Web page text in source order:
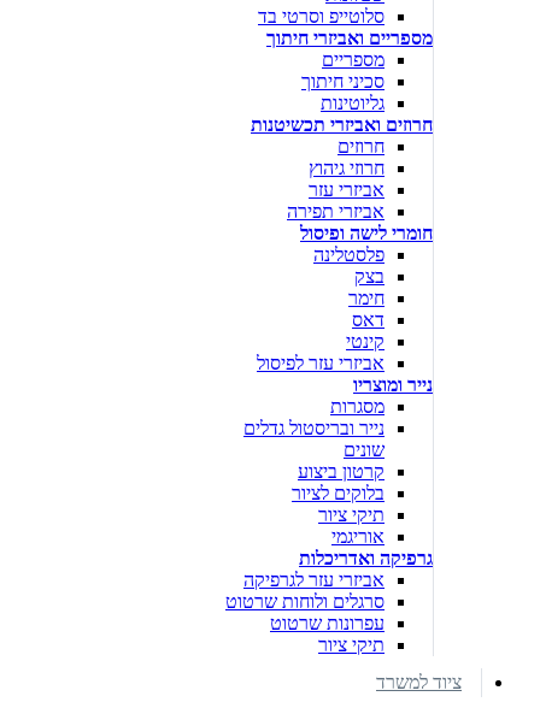
סלוטייפ וסרטי בד
מספריים ואביזרי חיתוך
מספריים
סכיני חיתוך
גליוטינות
חרוזים ואביזרי תכשיטנות
חרוזים
חרוזי גיהוץ
אביזרי עזר
אביזרי תפירה
חומרי לישה ופיסול
פלסטלינה
בצק
חימר
דאס
קינטי
אביזרי עזר לפיסול
נייר ומוצריו
מסגרות
נייר ובריסטול גדלים
שונים
קרטון ביצוע
בלוקים לציור
תיקי ציור
אוריגמי
גרפיקה ואדריכלות
אביזרי עזר לגרפיקה
סרגלים ולוחות שרטוט
עפרונות שרטוט
תיקי ציור
ציוד למשרד